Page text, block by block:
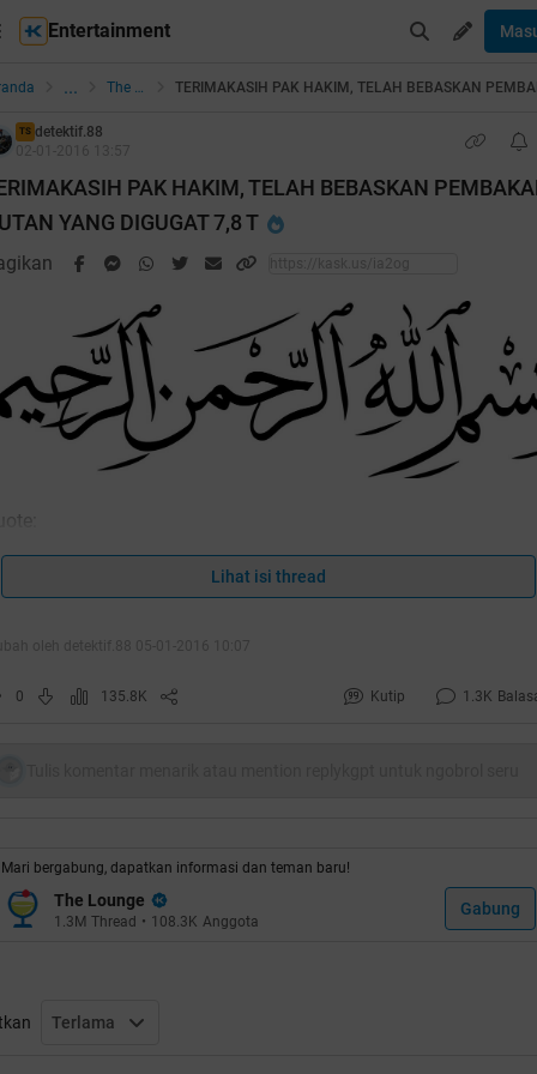
Entertainment
... The Lounge
TS detektif.88
PAK HAKIM, TELAH BEBASKAN
YANG DIGUGAT 7,8 T
Aku Berlindung Dari Godaan Mafia
Hutan Yang Terkutuk
Original Posted By
planetbekasi ►
Lihat isi thread
0 135.8K Kutip 1.3K
Mari bergabung, dapatkan informasi dan teman baru!
The Lounge
1.3M Thread • 108.3K Anggota
Gabung
Terlama